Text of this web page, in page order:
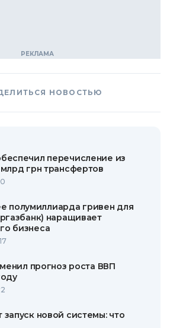
НОВОСТЬЮ
перечисление из
грн трансфертов
полумиллиарда гривен для
наращивает
бизнеса
прогноз роста ВВП
новой системы: что